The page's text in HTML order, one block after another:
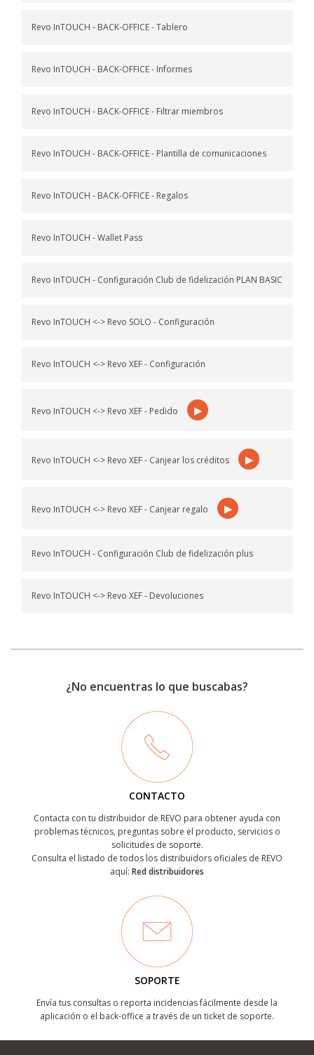
Revo InTOUCH - BACK-OFFICE - Tablero
Revo InTOUCH - BACK-OFFICE - Informes
Revo InTOUCH - BACK-OFFICE - Filtrar miembros
Revo InTOUCH - BACK-OFFICE - Plantilla de comunicaciones
Revo InTOUCH - BACK-OFFICE - Regalos
Revo InTOUCH - Wallet Pass
Revo InTOUCH - Configuración Club de fidelización PLAN BASIC
Revo InTOUCH <-> Revo SOLO - Configuración
Revo InTOUCH <-> Revo XEF - Configuración
Revo InTOUCH <-> Revo XEF - Pedido ▶
Revo InTOUCH <-> Revo XEF - Canjear los créditos ▶
Revo InTOUCH <-> Revo XEF - Canjear regalo ▶
Revo InTOUCH - Configuración Club de fidelización plus
Revo InTOUCH <-> Revo XEF - Devoluciones
¿No encuentras lo que buscabas?
CONTACTO
Contacta con tu distribuidor de REVO para obtener ayuda con
problemas técnicos, preguntas sobre el producto, servicios o
solicitudes de soporte.
Consulta el listado de todos los distribuidors oficiales de REVO
aquí: Red distribuidores
SOPORTE
Envía tus consultas o reporta incidencias fácilmente desde la
aplicación o el back-office a través de un ticket de soporte.